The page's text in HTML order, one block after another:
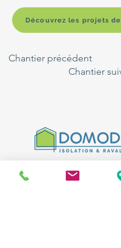
Découvrez les projets
Chantier précédent
Chantier